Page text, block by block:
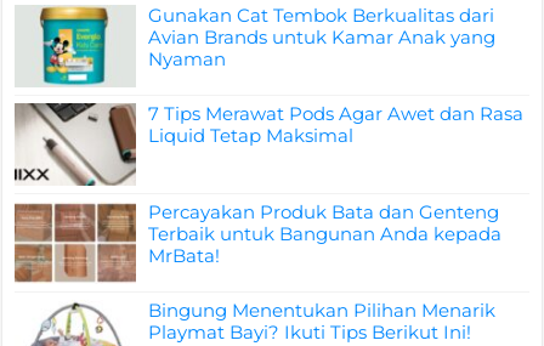
Gunakan Cat Tembok Berkualitas dari
Avian Brands untuk Kamar Anak yang
Nyaman
7 Tips Merawat Pods Agar Awet dan Rasa
Liquid Tetap Maksimal
Percayakan Produk Bata dan Genteng
Terbaik untuk Bangunan Anda kepada
MrBata!
Bingung Menentukan Pilihan Menarik
Playmat Bayi? Ikuti Tips Berikut Ini!